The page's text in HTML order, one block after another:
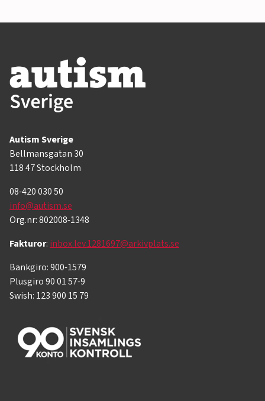
Autism Sverige
Bellmansgatan 30
118 47 Stockholm
08-420 030 50
info@autism.se
Org.nr: 802008-1348
Fakturor: inbox.lev.1281697@arkivplats.se
Bankgiro: 900-1579
Plusgiro 90 01 57-9
Swish: 123 900 15 79